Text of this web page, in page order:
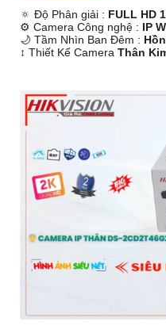
🔅 Độ Phân giải : FULL HD
⚙ Camera Công nghệ : IP
🌙 Tầm Nhìn Ban Đêm :
↕️ Thiết Kế Camera Thân